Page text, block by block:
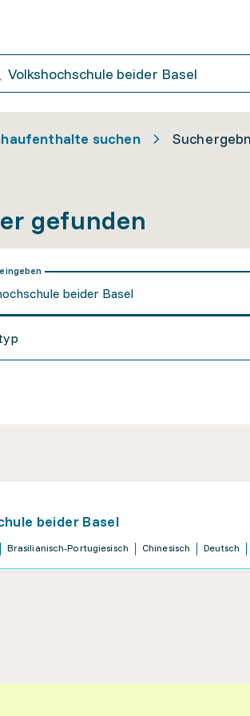
suchen
gefunden
beider Basel
Brasilianisch-Portugiesisch Chinesisch Deutsch